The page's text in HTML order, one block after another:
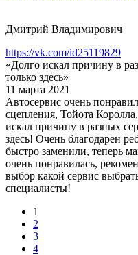
Дмитрий Владимирович
https://vk.com/id25119829
«Долго искал причину в
только здесь»
11 марта 2021
Автосервис очень
сцепления, Тойота
искал причину в разных
здесь! Очень благодарен
быстро заменили, теперь
очень понравилась,
выбор какой сервис
специалисты!
1
2
3
4